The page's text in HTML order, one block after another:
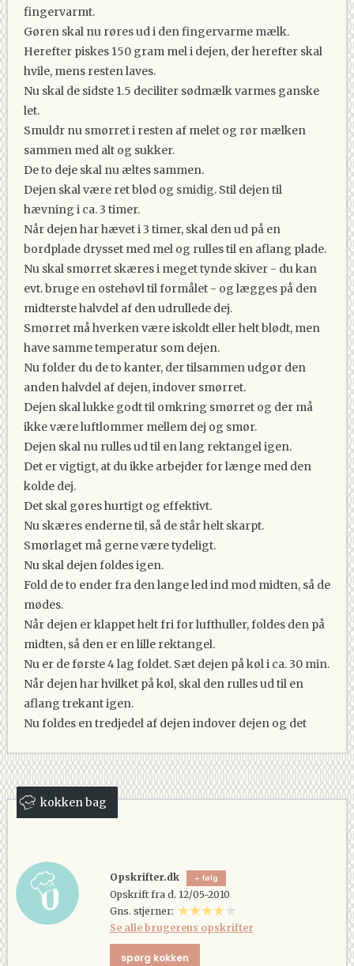
fingervarmt.
Gøren skal nu røres ud i den fingervarme mælk.
Herefter piskes 150 gram mel i dejen, der herefter skal
hvile, mens resten laves.
Nu skal de sidste 1.5 deciliter sødmælk varmes ganske
let.
Smuldr nu smørret i resten af melet og rør mælken
sammen med alt og sukker.
De to deje skal nu æltes sammen.
Dejen skal være ret blød og smidig. Stil dejen til
hævning i ca. 3 timer.
Når dejen har hævet i 3 timer, skal den ud på en
bordplade drysset med mel og rulles til en aflang plade.
Nu skal smørret skæres i meget tynde skiver - du kan
evt. bruge en ostehøvl til formålet - og lægges på den
midterste halvdel af den udrullede dej.
Smørret må hverken være iskoldt eller helt blødt, men
have samme temperatur som dejen.
Nu folder du de to kanter, der tilsammen udgør den
anden halvdel af dejen, indover smørret.
Dejen skal lukke godt til omkring smørret og der må
ikke være luftlommer mellem dej og smør.
Dejen skal nu rulles ud til en lang rektangel igen.
Det er vigtigt, at du ikke arbejder for længe med den
kolde dej.
Det skal gøres hurtigt og effektivt.
Nu skæres enderne til, så de står helt skarpt.
Smørlaget må gerne være tydeligt.
Nu skal dejen foldes igen.
Fold de to ender fra den lange led ind mod midten, så de
mødes.
Når dejen er klappet helt fri for lufthuller, foldes den på
midten, så den er en lille rektangel.
Nu er de første 4 lag foldet. Sæt dejen på køl i ca. 30 min.
Når dejen har hvilket på køl, skal den rulles ud til en
aflang trekant igen.
Nu foldes en tredjedel af dejen indover dejen og det
Dejen skal igen klappes fri for lufthuller.
Nu har dejen 12 lag.
Rul dejen en smule ud og læg den på køl igen i ca. 30
min.
Dejen skal have en tykkelse på 7-8 mm.
Kanterne skal igen skæres til, før du skærer 9-10
trekanter, der er 23-24 cm lange og 8 cm brede.
Du skal nu lave et lille hak i midten af hvert dejstykke i
den brede ende og stræk derefter dejen ved at trække
lidt i spidsen - dejen må dog ikke sprække.
kokken bag
Opskrifter.dk følg
Opskrift fra d. 12/05-2010
Gns. stjerner:
Se alle brugerens opskrifter
spørg kokken